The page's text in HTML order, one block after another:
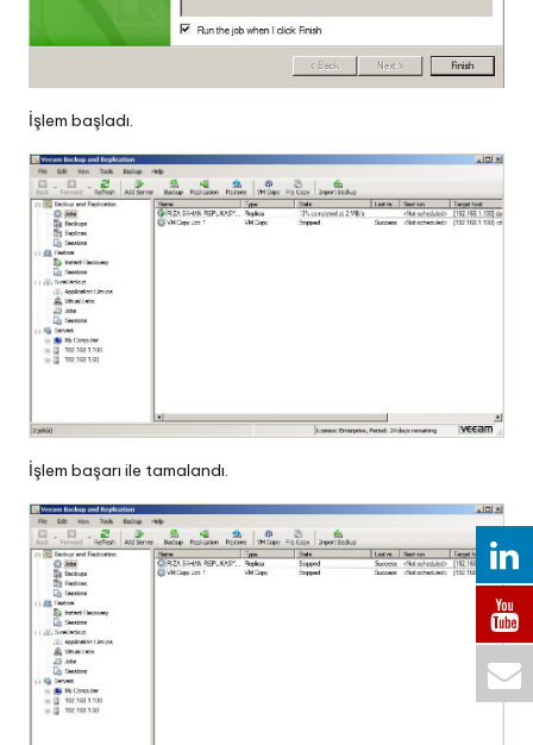
İşlem başladı.
İşlem başarı ile tamalandı.